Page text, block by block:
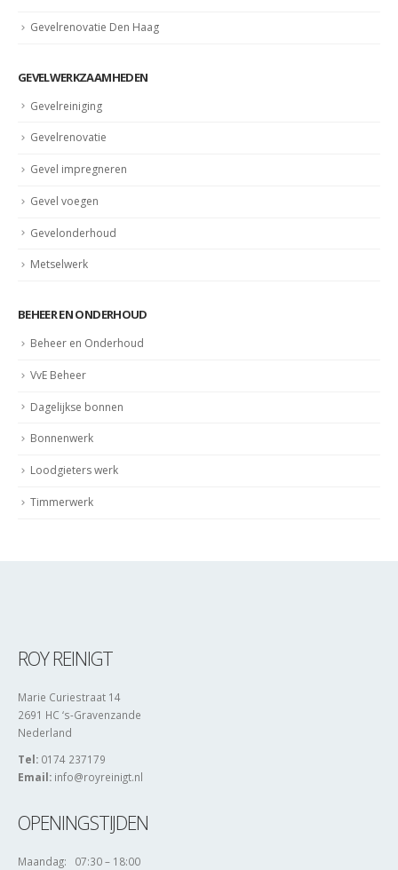
Gevelrenovatie Den Haag
GEVELWERKZAAMHEDEN
Gevelreiniging
Gevelrenovatie
Gevel impregneren
Gevel voegen
Gevelonderhoud
Metselwerk
BEHEER EN ONDERHOUD
Beheer en Onderhoud
VvE Beheer
Dagelijkse bonnen
Bonnenwerk
Loodgieters werk
Timmerwerk
ROY REINIGT
Marie Curiestraat 14
2691 HC ‘s-Gravenzande
Nederland
Tel: 0174 237179
Email: info@royreinigt.nl
OPENINGSTIJDEN
Maandag: 07:30 – 18:00